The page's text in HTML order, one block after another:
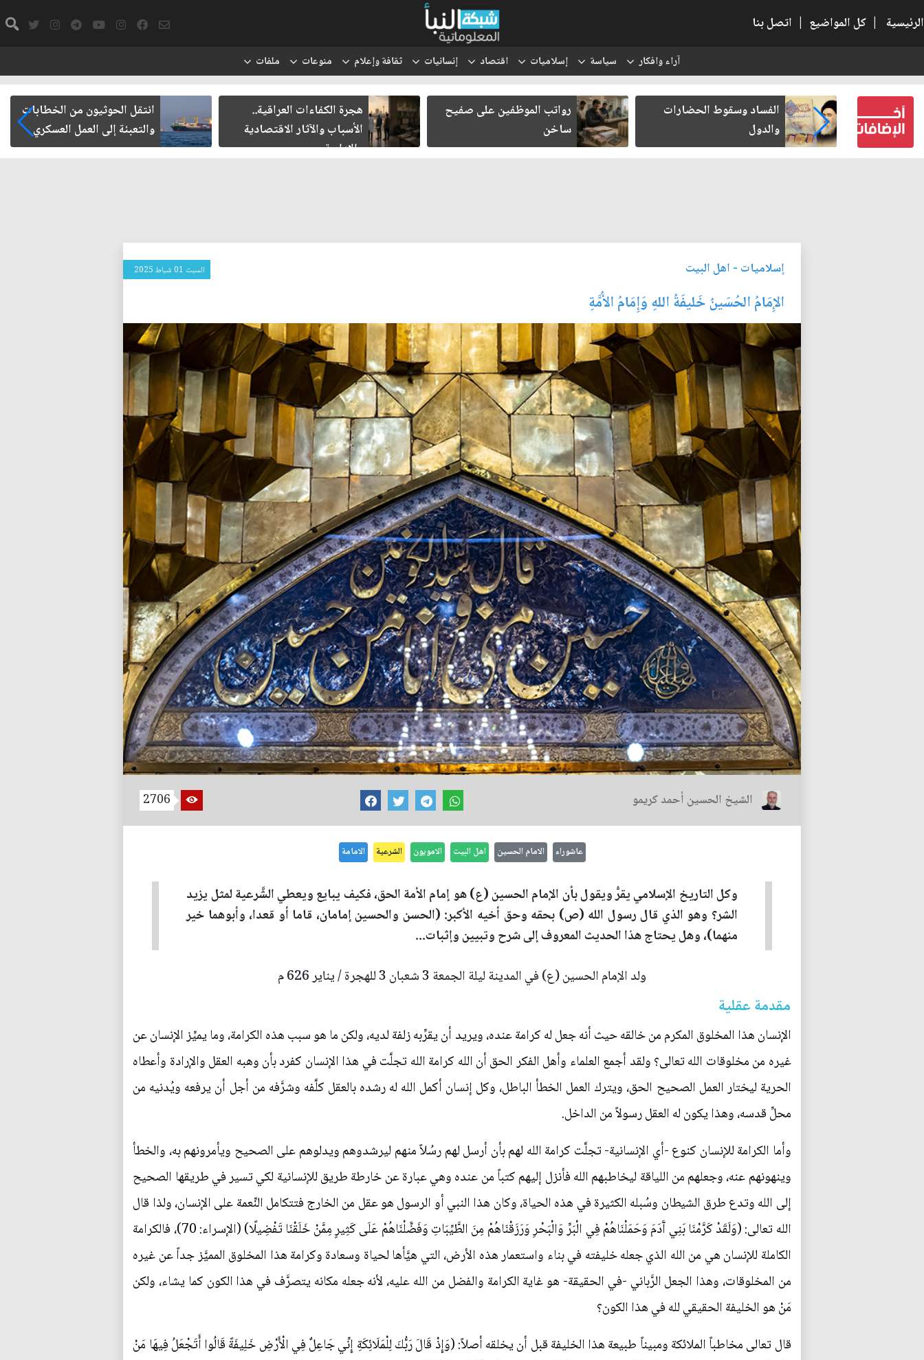
الرئيسية | كل المواضيع | اتصل بنا
آراء وافكار سياسة إسلاميات اقتصاد إنسانيات ثقافة وإعلام منوعات ملفات
لنفسه
الفساد وسقوط الحضارات
والدول
رواتب الموظفين على صفيح
ساخن
هجرة الكفاءات العراقية..
الأسباب والآثار الاقتصادية
والإدارية
انتقل الحوثيون من الخطابات
والتعبئة إلى العمل العسكري
إسلاميات - اهل البيت السبت 01 شباط 2025
الإِمَامُ الحُسَينُ خَليفَةُ اللهِ وَإِمَامُ الأُمَّةِ
الشيخ الحسين أحمد كريمو 2706
عاشوراء الامام الحسين اهل البيت الامويون الشرعية الامامة
وكل التاريخ الإسلامي يقرُّ ويقول بأن الإمام الحسين (ع) هو إمام الأمة الحق، فكيف يبايع ويعطي الشَّرعية لمثل يزيد
الشر؟ وهو الذي قال رسول الله (ص) بحقه وحق أخيه الأكبر: (الحسن والحسين إمامان، قاما أو قعدا، وأبوهما خير
منهما)، وهل يحتاج هذا الحديث المعروف إلى شرح وتبيين وإثبات...
ولد الإمام الحسين (ع) في المدينة ليلة الجمعة 3 شعبان 3 للهجرة / يناير 626 م
مقدمة عقلية
الإنسان هذا المخلوق المكرم من خالقه حيث أنه جعل له كرامة عنده، ويريد أن يقرِّبه زلفة لديه، ولكن ما هو سبب هذه الكرامة، وما يميِّز الإنسان عن
غيره من مخلوقات الله تعالى؟ ولقد أجمع العلماء وأهل الفكر الحق أن الله كرامة الله تجلَّت في هذا الإنسان كفرد بأن وهبه العقل والإرادة وأعطاه
الحرية ليختار العمل الصحيح الحق، ويترك العمل الخطأ الباطل، وكل إنسان أكمل الله له رشده بالعقل كلَّفه وشرَّفه من أجل أن يرفعه ويُدنيه من
محلِّ قدسه، وهذا يكون له العقل رسولاً من الداخل.
وأما الكرامة للإنسان كنوع -أي الإنسانية- تجلَّت كرامة الله لهم بأن أرسل لهم رسُلاً منهم ليرشدوهم ويدلوهم على الصحيح ويأمرونهم به، والخطأ
وينهونهم عنه، وجعلهم من اللياقة ليخاطبهم الله فأنزل إليهم كتباً من عنده وهي عبارة عن خارطة طريق للإنسانية لكي تسير في طريقها الصحيح
إلى الله وتدع طرق الشيطان وسُبله الكثيرة في هذه الحياة، وكان هذا النبي أو الرسول هو عقل من الخارج فتتكامل النِّعمة على الإنسان، ولذا قال
الله تعالى: (وَلَقَدْ كَرَّمْنَا بَنِي آَدَمَ وَحَمَلْنَاهُمْ فِي الْبَرِّ وَالْبَحْرِ وَرَزَقْنَاهُمْ مِنَ الطَّيِّبَاتِ وَفَضَّلْنَاهُمْ عَلَى كَثِيرٍ مِمَّنْ خَلَقْنَا تَفْضِيلًا) (الإسراء: 70)، فالكرامة
الكاملة للإنسان هي من الله الذي جعله خليفته في بناء واستعمار هذه الأرض، التي هيَّأها لحياة وسعادة وكرامة هذا المخلوق المميَّز جداً عن غيره
من المخلوقات، وهذا الجعل الرَّباني -في الحقيقة- هو غاية الكرامة والفضل من الله عليه، لأنه جعله مكانه يتصرَّف في هذا الكون كما يشاء، ولكن
مَنْ هو الخليفة الحقيقي لله في هذا الكون؟
قال تعالى مخاطباً الملائكة ومبيناً طبيعة هذا الخليفة قبل أن يخلقه أصلاً: (وَإِذْ قَالَ رَبُّكَ لِلْمَلَائِكَةِ إِنِّي جَاعِلٌ فِي الْأَرْضِ خَلِيفَةً قَالُوا أَتَجْعَلُ فِيهَا مَنْ